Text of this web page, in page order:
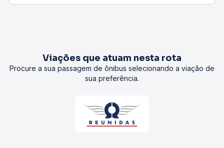
Viações que atuam nesta rota
Procure a sua passagem de ônibus selecionando a viação de
sua preferência.